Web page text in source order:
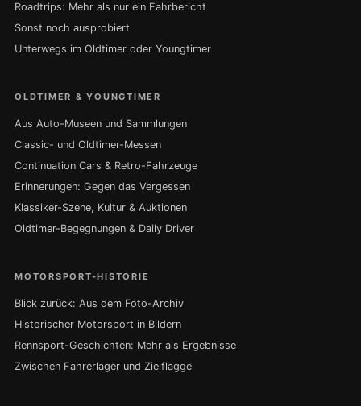
Roadtrips: Mehr als nur ein Fahrbericht
Sonst noch ausprobiert
Unterwegs im Oldtimer oder Youngtimer
OLDTIMER & YOUNGTIMER
Aus Auto-Museen und Sammlungen
Classic- und Oldtimer-Messen
Continuation Cars & Retro-Fahrzeuge
Erinnerungen: Gegen das Vergessen
Klassiker-Szene, Kultur & Auktionen
Oldtimer-Begegnungen & Daily Driver
MOTORSPORT-HISTORIE
Blick zurück: Aus dem Foto-Archiv
Historischer Motorsport in Bildern
Rennsport-Geschichten: Mehr als Ergebnisse
Zwischen Fahrerlager und Zielflagge